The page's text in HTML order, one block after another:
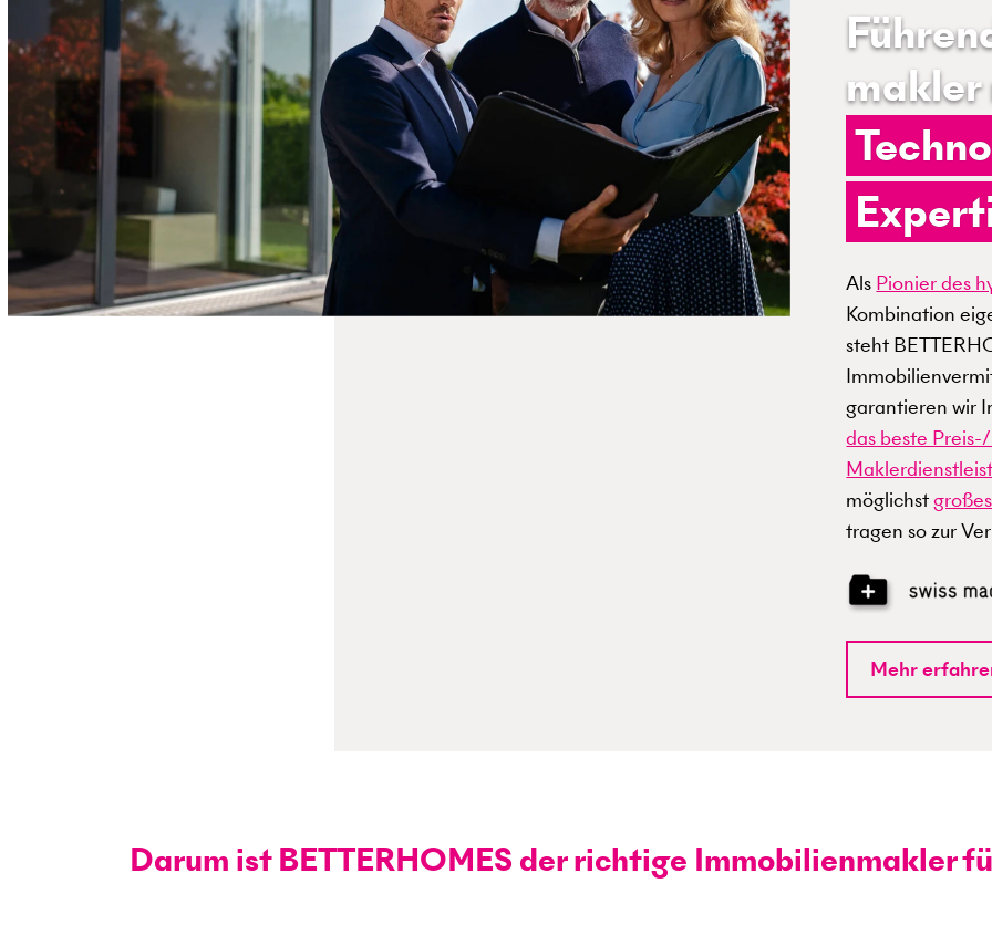
Als Pionier des
Kombination
steht
garantieren wir
das beste
möglichst
tragen so zur
Mehr
Darum ist BETTERHOMES der richtige Immobilienmakler